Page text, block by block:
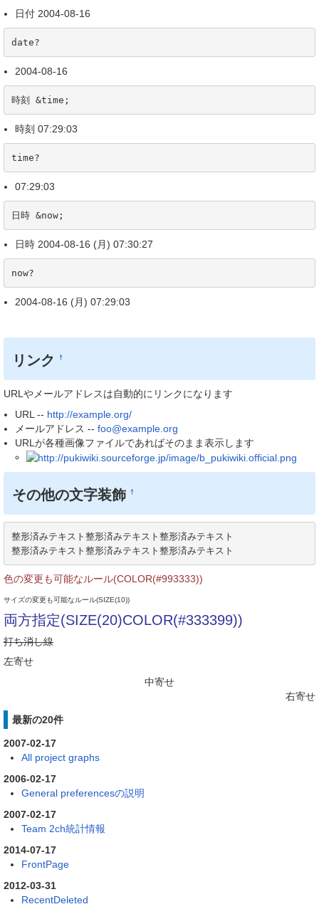
日付 2004-08-16
date?
2004-08-16
時刻 &time;
時刻 07:29:03
time?
07:29:03
日時 &now;
日時 2004-08-16 (月) 07:30:27
now?
2004-08-16 (月) 07:29:03
リンク †
URLやメールアドレスは自動的にリンクになります
URL -- http://example.org/
メールアドレス -- foo@example.org
URLが各種画像ファイルであればそのまま表示します
その他の文字装飾 †
整形済みテキスト整形済みテキスト整形済みテキスト
整形済みテキスト整形済みテキスト整形済みテキスト
色の変更も可能なルール(COLOR(#993333))
サイズの変更も可能なルール(SIZE(10))
両方指定(SIZE(20)COLOR(#333399))
打ち消し線
左寄せ
中寄せ
右寄せ
最新の20件
2007-02-17
All project graphs
2006-02-17
General preferencesの説明
2007-02-17
Team 2ch統計情報
2014-07-17
FrontPage
2012-03-31
RecentDeleted